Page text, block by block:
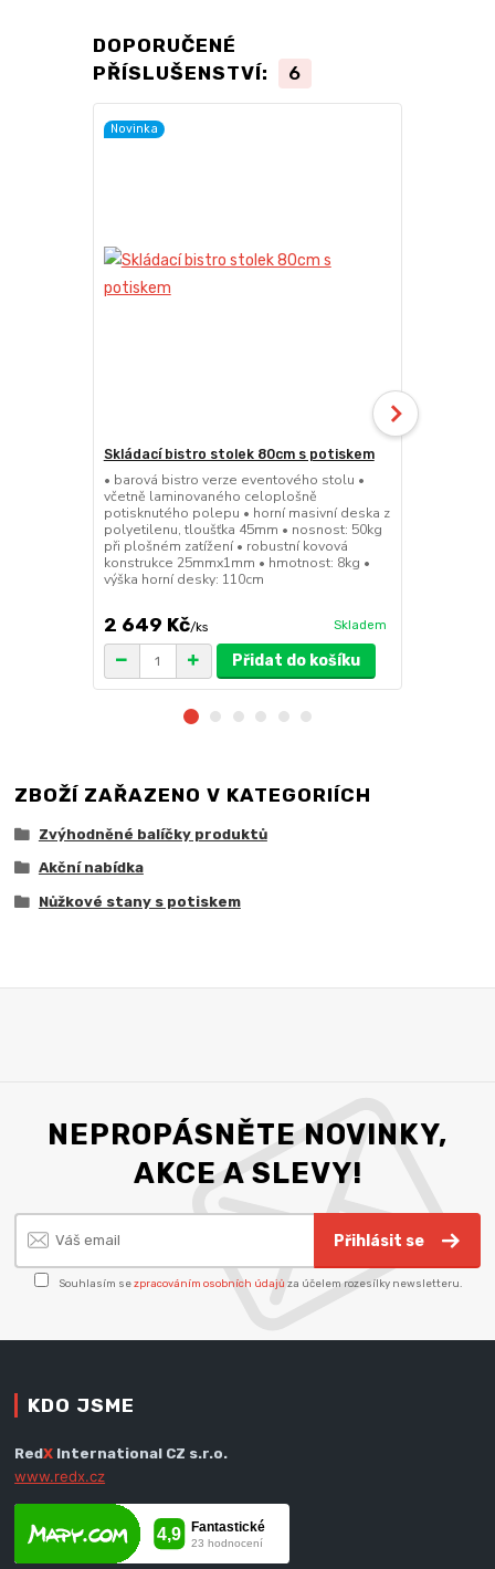
DOPORUČENÉ
PŘÍSLUŠENSTVÍ:
6
Novinka
Skládací bistro stolek 80cm s potiskem
• barová bistro verze eventového stolu •
včetně laminovaného celoplošně
potisknutého polepu • horní masivní deska z
polyetilenu, tloušťka 45mm • nosnost: 50kg
při plošném zatížení • robustní kovová
konstrukce 25mmx1mm • hmotnost: 8kg •
výška horní desky: 110cm
2 649 Kč/ks Skladem
Přidat do košíku
ZBOŽÍ ZAŘAZENO V KATEGORIÍCH
Zvýhodněné balíčky produktů
Akční nabídka
Nůžkové stany s potiskem
NEPROPÁSNĚTE NOVINKY,
AKCE A SLEVY!
Přihlásit se
Souhlasím sezpracováním osobních údajů za účelem rozesílky newsletteru.
KDO JSME
RedX International CZ s.r.o.
www.redx.cz